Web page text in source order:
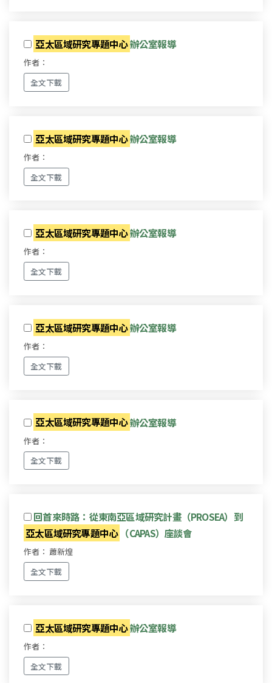
亞太區域研究專題中心辦公室報導
作者：
全文下載
亞太區域研究專題中心辦公室報導
作者：
全文下載
亞太區域研究專題中心辦公室報導
作者：
全文下載
亞太區域研究專題中心辦公室報導
作者：
全文下載
亞太區域研究專題中心辦公室報導
作者：
全文下載
回首來時路：從東南亞區域研究計畫（PROSEA）到
亞太區域研究專題中心 （CAPAS）座談會
作者： 蕭新煌
全文下載
亞太區域研究專題中心辦公室報導
作者：
全文下載